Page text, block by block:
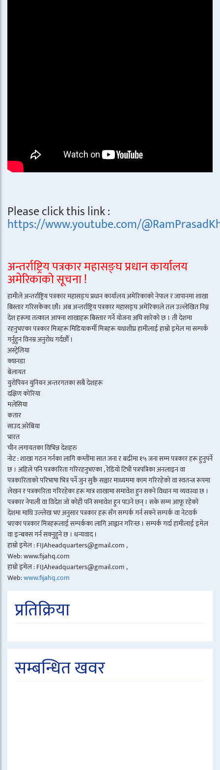
Please click this link :
https://www.youtube.com/
अन्तर्राष्ट्रिय पत्रकार महासङ्घ प्रधान कार्यालय
अमेरिकाको सूचना !
हामीले अन्तर्राष्ट्रिय पत्रकार महासङ्घ प्रधान कार्यालय अमेरिकाको नेपाल र जापानमा शाखा
बिस्तार गरिसकेका छौं। अब अन्तर्राष्ट्रिय पत्रकार महासङ्घ अमेरिकाले तल उल्लेखित निम्न
देश हरूमा तत्काल आफ्ना शाखाहरू बिस्तार गर्ने योजना अघि सारेको छ । ती देशमा
रहनुभएका पत्रकार मित्रहरू मिडियाकर्मी मित्रहरू यथाशीघ्र हामीलाई हाम्रो इमेल मा सम्पर्क
गर्नुहुन विनम्र अनुरोध गर्दछौँ ।
अस्ट्रेलिया
क्यानडा
बेलायत
युरोपियन युनियन अन्तरगतका सबै देशहरू
दक्षिण कोरिया
मलेसिया
कतार
साउद अरेबिया
भारत
चीन लगायतका विभिन्न देशहरु
नोट : शाखा गठन गर्नका लागि कम्तीमा सात जना र बढीमा १५ जना सम्म पत्रकार हरू हुनुपर्ने
छ । अहिले पनि पत्रकारिता गरिरहनुभएका , रेडियो टिभी पत्रपत्रिका अनलाइन वा
पत्रकारिताको परिभाषा भित्र पर्ने जुन सुकै सञ्चार माध्यममा काम गरिरहेको वा स्वतन्त्र रूपमा
लेखन र पत्रकारिता गरिरहेका हरू मात्र शाखामा समावेश हुन सक्ने विधान मा व्यवस्था छ ।
पत्रकार नेपाली वा विदेश जो कोही पनि समावेश हुन पाउने छन् । सके सम्म आफू रहेको
देशमा माथि उल्लेख भए अनुसार पत्रकार हरू सँग सम्पर्क गर्न सक्ने सम्पर्क वा नेटवर्क
भएका पत्रकार मित्रहरूलाई सम्पर्कका लागि आह्वान गरिन्छ । सम्पर्क गर्दा हामीलाई इमेल
वा इन्बक्स गर्न सक्नुहुने छ । धन्यवाद ।
हाम्रो इमेल : FIJAheadquarters@gmail.com ,
Web: www.fijahq.com
हाम्रो इमेल : FIJAheadquarters@gmail.com ,
Web:www.fijahq.com
प्रतिक्रिया
सम्बन्धित खवर